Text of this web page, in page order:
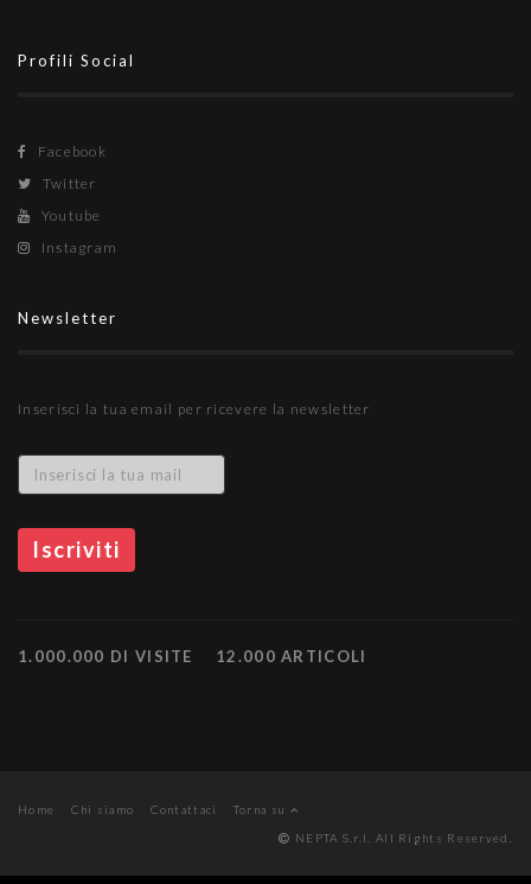
Profili Social
Facebook
Twitter
Youtube
Instagram
Newsletter
Inserisci la tua email per ricevere la newsletter
1.000.000 DI VISITE 12.000 ARTICOLI
Home Chi siamo Contattaci
Torna su
NEPTA S.r.l. All Rights Reserved.